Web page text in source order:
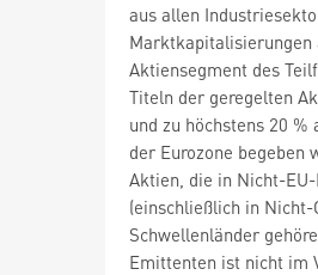
aus allen
Marktkapitalisierungen
Aktiensegment des
Titeln der geregelten
und zu höchstens 20
der Eurozone begeben
Aktien, die in Nicht-
(einschließlich in Nicht-
Schwellenländer
Emittenten ist nicht im